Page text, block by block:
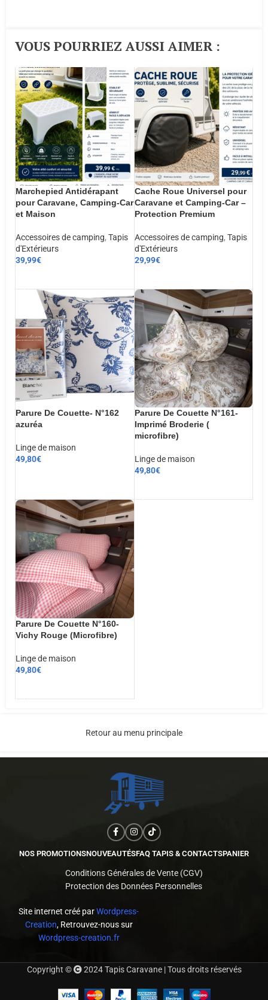
VOUS POURRIEZ AUSSI AIMER :​
Marchepied Antidérapant
pour Caravane, Camping-Car
et Maison
Accessoires de camping, Tapis
d'Extérieurs
39,99€
Cache Roue Universel pour
Caravane et Camping-Car –
Protection Premium
Accessoires de camping, Tapis
d'Extérieurs
29,99€
Parure De Couette- N°162
azuréa
Linge de maison
49,80€
Parure De Couette N°161-
Imprimé Broderie (
microfibre)
Linge de maison
49,80€
Parure De Couette N°160-
Vichy Rouge (Microfibre)
Linge de maison
49,80€
Retour au menu principale
NOS PROMOTIONSNOUVEAUTÉSFAQ TAPIS & CONTACTSPANIER
Conditions Générales de Vente (CGV)
Protection des Données Personnelles
Site internet créé parWordpress-
Creation, Retrouvez-nous sur
Wordpress-creation.fr
Copyright © 2024 Tapis Caravane | Tous droits réservés